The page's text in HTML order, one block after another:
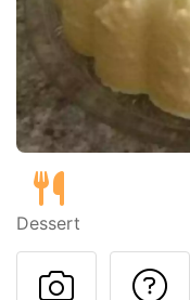
Dessert